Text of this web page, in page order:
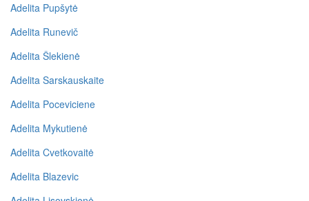
Adelita Pupšytė
Adelita Runevič
Adelita Šlekienė
Adelita Sarskauskaite
Adelita Poceviciene
Adelita Mykutienė
Adelita Cvetkovaitė
Adelita Blazevic